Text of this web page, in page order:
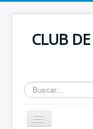
CLUB
Buscar...
Toggle